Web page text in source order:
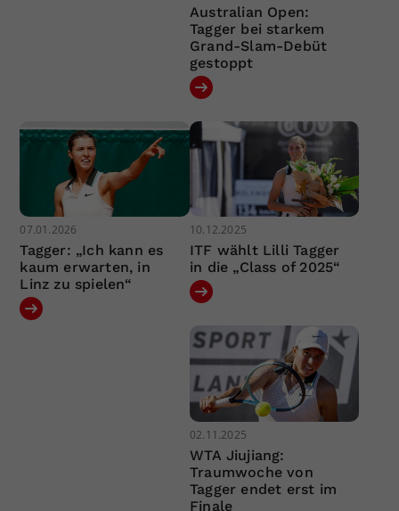
Australian Open:
Tagger bei starkem
Grand-Slam-Debüt
gestoppt
07.01.2026
Tagger: „Ich kann es
kaum erwarten, in
Linz zu spielen“
10.12.2025
ITF wählt Lilli Tagger
in die „Class of 2025“
02.11.2025
WTA Jiujiang:
Traumwoche von
Tagger endet erst im
Finale